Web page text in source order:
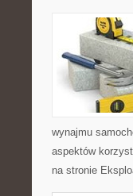
wynajmu
aspektów
na stronie